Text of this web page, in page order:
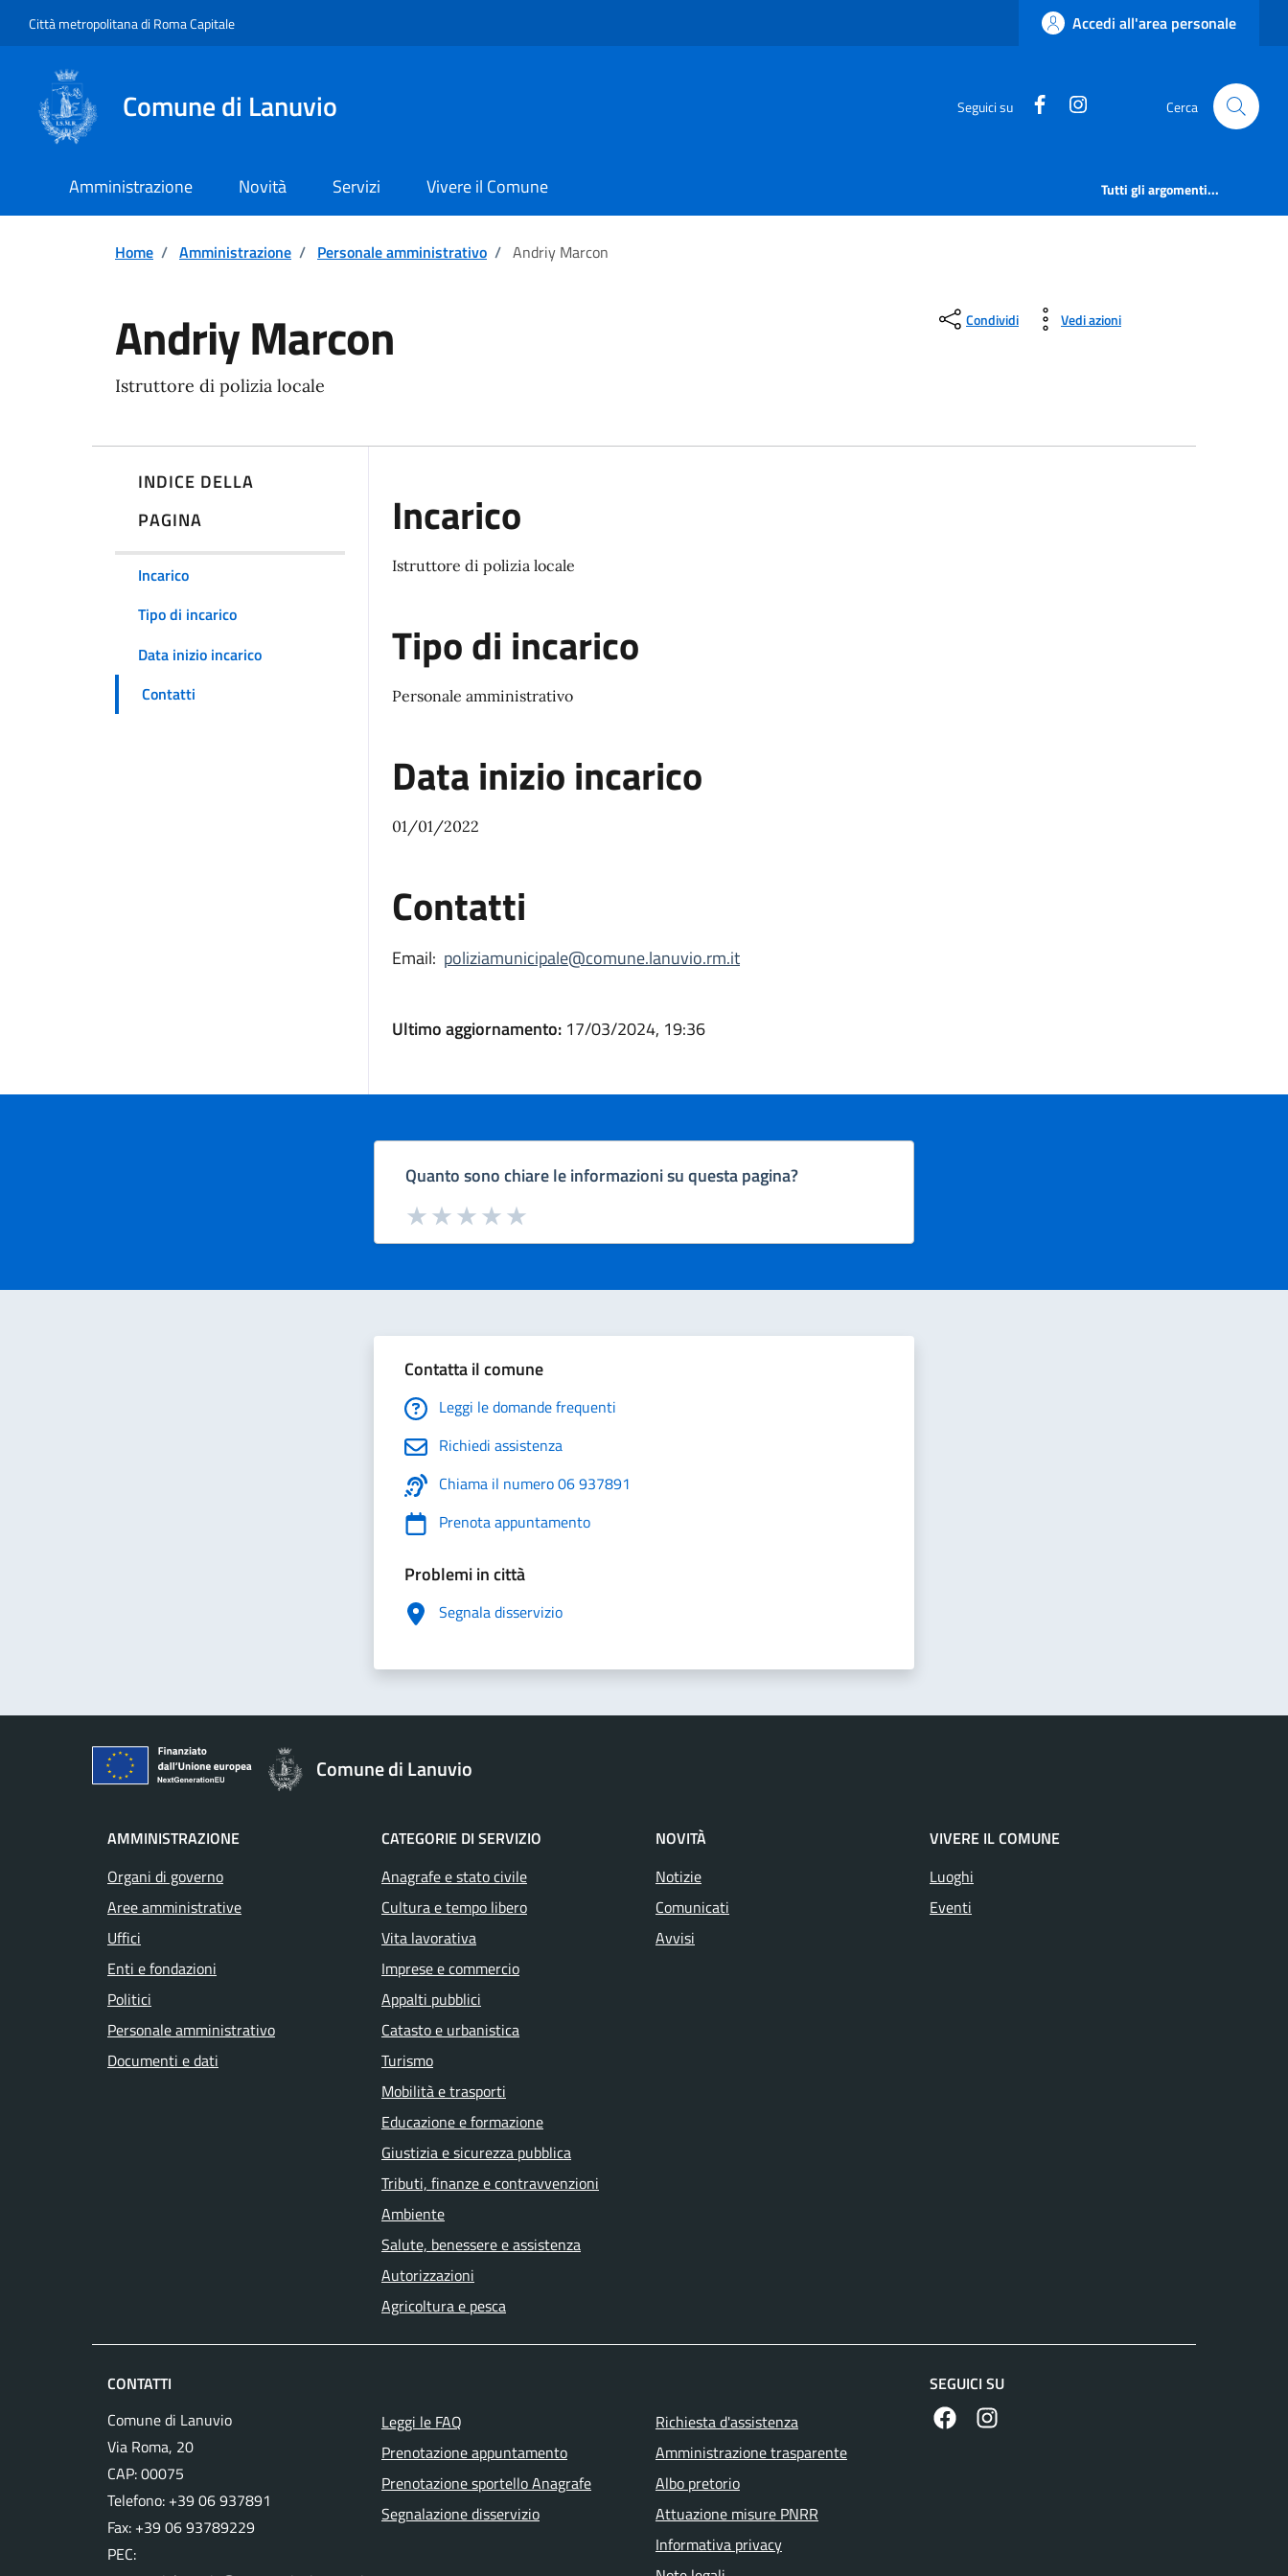
Città metropolitana di Roma Capitale Accedi all'area personale
Comune di Lanuvio Seguici su https://www.facebook.com/
https:// Cerca
Amministrazione Novità Servizi Vivere il Comune Tutti gli argomenti...
Home / Amministrazione / Personale amministrativo / Andriy Marcon
Andriy Marcon
Istruttore di polizia locale
Condividi Vedi azioni
INDICE DELLA
PAGINA
Incarico
Tipo di incarico
Data inizio incarico
Contatti
Incarico
Istruttore di polizia locale
Tipo di incarico
Personale amministrativo
Data inizio incarico
01/01/2022
Contatti
Email: poliziamunicipale@comune.lanuvio.rm.it
Ultimo aggiornamento: 17/03/2024, 19:36
Quanto sono chiare le informazioni su questa pagina?
Valuta da 1 a 5 stelle la pagina
Valuta 5 stelle su 5
Valuta 4 stelle su 5
Valuta 3 stelle su 5
Valuta 2 stelle su 5
Valuta 1 stelle su 5
Contatta il comune
Leggi le domande frequenti
Richiedi assistenza
Chiama il numero 06 937891
Prenota appuntamento
Problemi in città
Segnala disservizio
Comune di Lanuvio
AMMINISTRAZIONE
Organi di governo
Aree amministrative
Uffici
Enti e fondazioni
Politici
Personale amministrativo
Documenti e dati
CATEGORIE DI SERVIZIO
Anagrafe e stato civile
Cultura e tempo libero
Vita lavorativa
Imprese e commercio
Appalti pubblici
Catasto e urbanistica
Turismo
Mobilità e trasporti
Educazione e formazione
Giustizia e sicurezza pubblica
Tributi, finanze e contravvenzioni
Ambiente
Salute, benessere e assistenza
Autorizzazioni
Agricoltura e pesca
NOVITÀ
Notizie
Comunicati
Avvisi
VIVERE IL COMUNE
Luoghi
Eventi
CONTATTI
Comune di Lanuvio
Via Roma, 20
CAP: 00075
Telefono: +39 06 937891
Fax: +39 06 93789229
PEC:
Leggi le FAQ
Prenotazione appuntamento
Prenotazione sportello Anagrafe
Segnalazione disservizio
Richiesta d'assistenza
Amministrazione trasparente
Albo pretorio
Attuazione misure PNRR
Informativa privacy
SEGUICI SU
https://www.facebook.com/comunedilanuvio/